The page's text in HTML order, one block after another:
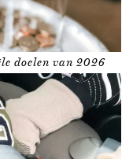
doelen van 2026